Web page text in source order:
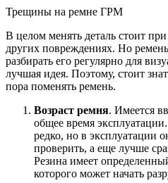
Трещины на ремне ГРМ
В целом менять деталь стоит
других повреждениях. Но
разбирать его регулярно для
лучшая идея. Поэтому, стоит
пора поменять ремень.
Возраст ремня. Имеется
общее время
редко, но в эксплуатации
проверить, а еще лучше
Резина имеет
которого может начать